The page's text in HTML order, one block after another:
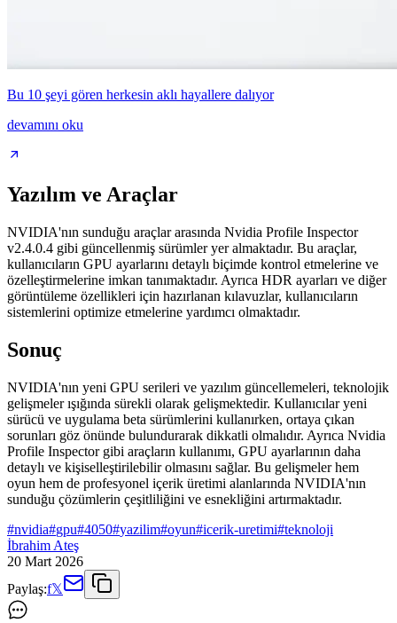
Bu 10 şeyi gören herkesin aklı hayallere dalıyor
devamını oku
Yazılım ve Araçlar
NVIDIA'nın sunduğu araçlar arasında Nvidia Profile Inspector
v2.4.0.4 gibi güncellenmiş sürümler yer almaktadır. Bu araçlar,
kullanıcıların GPU ayarlarını detaylı biçimde kontrol etmelerine ve
özelleştirmelerine imkan tanımaktadır. Ayrıca HDR ayarları ve diğer
görüntüleme özellikleri için hazırlanan kılavuzlar, kullanıcıların
sistemlerini optimize etmelerine yardımcı olmaktadır.
Sonuç
NVIDIA'nın yeni GPU serileri ve yazılım güncellemeleri, teknolojik
gelişmeler ışığında sürekli olarak gelişmektedir. Kullanıcılar yeni
sürücü ve uygulama beta sürümlerini kullanırken, ortaya çıkan
sorunları göz önünde bulundurarak dikkatli olmalıdır. Ayrıca Nvidia
Profile Inspector gibi araçların kullanımı, GPU ayarlarının daha
detaylı ve kişiselleştirilebilir olmasını sağlar. Bu gelişmeler hem
oyun hem de profesyonel içerik üretimi alanlarında NVIDIA'nın
sunduğu çözümlerin çeşitliliğini ve esnekliğini artırmaktadır.
#nvidia#gpu#4050#yazilim#oyun#icerik-uretimi#teknoloji
İbrahim Ateş
20 Mart 2026
Paylaş:f𝕏